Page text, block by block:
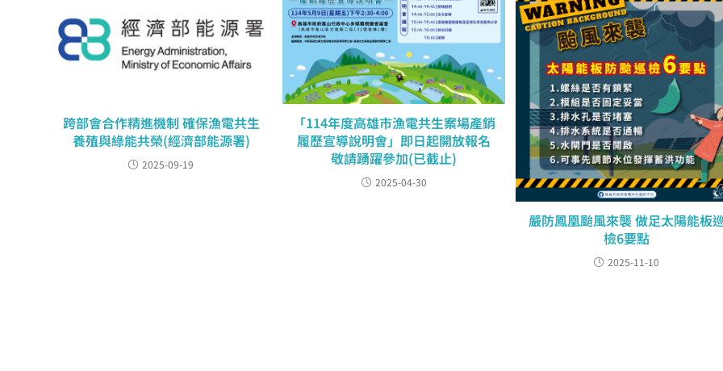
跨部會合作精進機制 確保漁電共生
養殖與綠能共榮(經濟部能源署)
2025-09-19
「114年度高雄市漁電共生案場產銷
履歷宣導說明會」即日起開放報名
敬請踴躍參加(已截止)
2025-04-30
嚴防鳳凰颱風來襲 做足太陽能板
檢6要點
2025-11-10